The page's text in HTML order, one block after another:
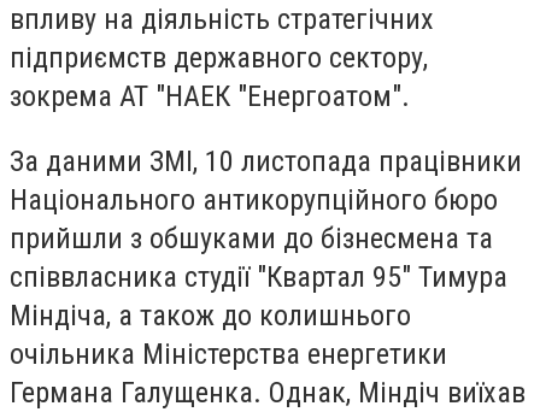
впливу на діяльність стратегічних
підприємств державного сектору,
зокрема АТ "НАЕК "Енергоатом".
За даними ЗМІ, 10 листопада працівники
Національного антикорупційного бюро
прийшли з обшуками до бізнесмена та
співвласника студії "Квартал 95" Тимура
Міндіча, а також до колишнього
очільника Міністерства енергетики
Германа Галущенка. Однак, Міндіч виїхав